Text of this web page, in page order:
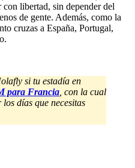
libertad, sin depender del
de gente. Además, como la
cruzas a España, Portugal,
si tu estadía en
para Francia , con la cual
días que necesitas